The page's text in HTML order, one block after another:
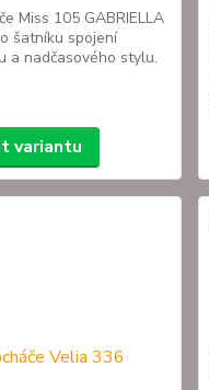
Miss 105 GABRIELLA
šatníku spojení
a nadčasového stylu.
variantu